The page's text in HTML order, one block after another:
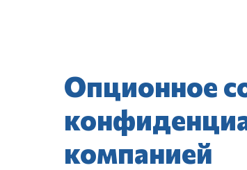
Опционное
компанией